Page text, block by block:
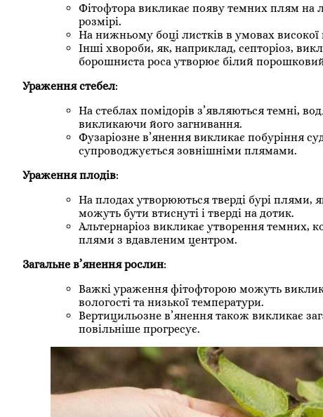
Фітофтора викликає появу темних плям на
розмірі.
На нижньому боці листків в умовах високої
Інші хвороби, як, наприклад, септоріоз,
борошниста роса утворює білий порошковий
Ураження стебел:
На стеблах помідорів з’являються темні,
викликаючи його загнивання.
Фузаріозне в’янення викликає побуріння
супроводжується зовнішніми плямами.
Ураження плодів:
На плодах утворюються тверді бурі
можуть бути втиснуті і тверді на дотик.
Альтернаріоз викликає утворення темних,
плями з вдавленим центром.
Загальне в’янення рослин:
Важкі ураження фітофторою можуть
вологості та низької температури.
Вертицильозне в’янення також викликає
повільніше прогресує.